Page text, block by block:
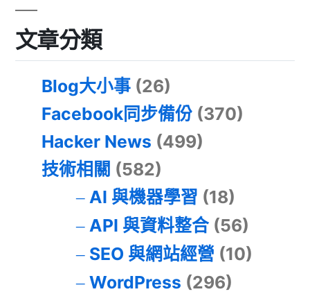
文章分類
Blog大小事 (26)
Facebook同步備份 (370)
Hacker News (499)
技術相關 (582)
AI 與機器學習 (18)
API 與資料整合(56)
SEO 與網站經營 (10)
WordPress (296)